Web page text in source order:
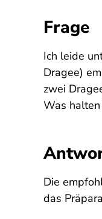
Frage
Ich leide
Dragee)
zwei
Was
Die
das